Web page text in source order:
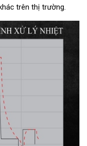
trên thị trường.